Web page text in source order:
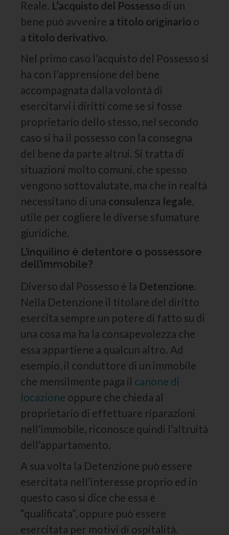
Reale. L’acquisto del Possesso di un
bene può avvenire a titolo originario o
a titolo derivativo.
Nel primo caso l’acquisto del Possesso si
ha con l’apprensione del bene
accompagnata dalla volontà di
esercitarvi i diritti come se si fosse
proprietario dello stesso, nel secondo
caso si ha il possesso con la consegna
del bene da parte altrui. Si tratta di
situazioni molto comuni, che spesso
vengono sottovalutate, ma che in realtà
necessitano di una consulenza legale,
utile per cogliere le diverse sfumature
giuridiche.
L’inquilino è detentore o possessore
dell’immobile?
Diverso dal Possesso è la Detenzione.
Nella Detenzione il titolare del diritto
esercita sempre un potere di fatto su di
una cosa ma ha la consapevolezza che
essa appartiene a qualcun altro. Ad
esempio, il conduttore di un immobile
che mensilmente paga il canone di
locazione oppure che chieda al
proprietario di effettuare riparazioni
nell’immobile, riconosce quindi l’altruità
dell’appartamento.
A sua volta la Detenzione può essere
esercitata nell’interesse proprio ed in
questo caso si dice che essa è
“qualificata”, oppure può essere
esercitata per motivi di ospitalità.